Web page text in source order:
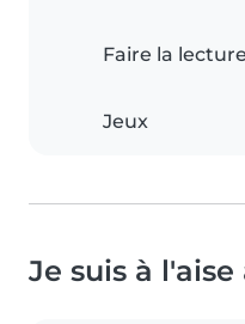
Faire la lecture
Jeux
Je suis à l'aise